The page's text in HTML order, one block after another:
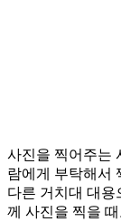
사진을 찍어주는
람에게 부탁해서
다른 거치대 대
께 사진을 찍을